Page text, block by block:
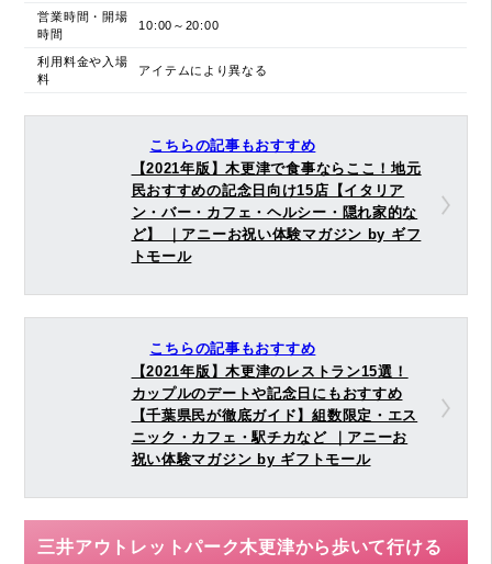
営業時間・開場
時間
10:00～20:00
利用料金や入場
料
アイテムにより異なる
こちらの記事もおすすめ
【2021年版】木更津で食事ならここ！地元
民おすすめの記念日向け15店【イタリア
ン・バー・カフェ・ヘルシー・隠れ家的な
ど】 ｜アニーお祝い体験マガジン by ギフ
トモール
こちらの記事もおすすめ
【2021年版】木更津のレストラン15選！
カップルのデートや記念日にもおすすめ
【千葉県民が徹底ガイド】組数限定・エス
ニック・カフェ・駅チカなど ｜アニーお
祝い体験マガジン by ギフトモール
三井アウトレットパーク木更津から歩いて行ける